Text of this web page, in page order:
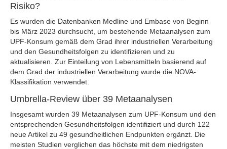
Risiko?
Es wurden die Datenbanken Medline und Embase von Beginn
bis März 2023 durchsucht, um bestehende Metaanalysen zum
UPF-Konsum gemäß dem Grad ihrer industriellen Verarbeitung
und den Gesundheitsfolgen zu identifizieren und zu
aktualisieren. Zur Einteilung von Lebensmitteln basierend auf
dem Grad der industriellen Verarbeitung wurde die NOVA-
Klassifikation verwendet.
Umbrella-Review über 39 Metaanalysen
Insgesamt wurden 39 Metaanalysen zum UPF-Konsum und den
entsprechenden Gesundheitsfolgen identifiziert und durch 122
neue Artikel zu 49 gesundheitlichen Endpunkten ergänzt. Die
meisten Studien verglichen das höchste mit dem niedrigsten